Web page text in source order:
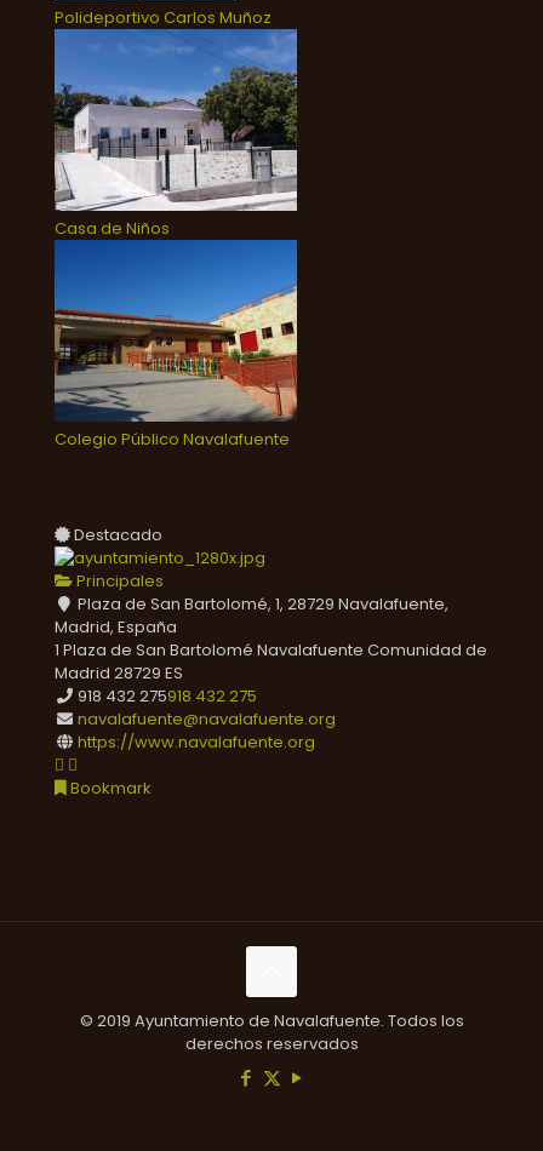
Polideportivo Carlos Muñoz
Casa de Niños
Colegio Público Navalafuente
Destacado
Principales
Plaza de San Bartolomé, 1, 28729 Navalafuente,
Madrid, España
1 Plaza de San Bartolomé Navalafuente Comunidad de
Madrid 28729 ES
918 432 275918 432 275
navalafuente@navalafuente.org
https://www.navalafuente.org
Bookmark
© 2019 Ayuntamiento de Navalafuente. Todos los
derechos reservados